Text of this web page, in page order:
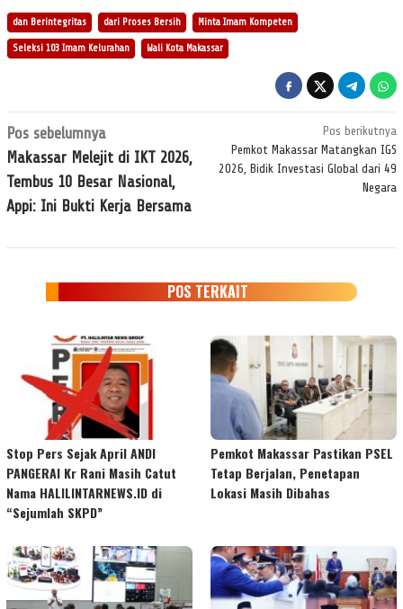
dan Berintegritas dari Proses Bersih Minta Imam Kompeten
Seleksi 103 Imam Kelurahan Wali Kota Makassar
Navigasi
pos
Pos sebelumnya
Makassar Melejit di IKT 2026,
Tembus 10 Besar Nasional,
Appi: Ini Bukti Kerja Bersama
Pos berikutnya
Pemkot Makassar Matangkan IGS
2026, Bidik Investasi Global dari 49
Negara
POS TERKAIT
Stop Pers Sejak April ANDI
PANGERAI Kr Rani Masih Catut
Nama HALILINTARNEWS.ID di
“Sejumlah SKPD”
Pemkot Makassar Pastikan PSEL
Tetap Berjalan, Penetapan
Lokasi Masih Dibahas